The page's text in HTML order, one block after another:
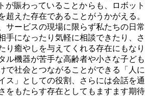
が賑わっていることからも、ロボット
超えた存在であることがうかがえる。
サービスの現場に限らず私たちの日常
手になったり気軽に相談できたり、さ
り癒やしを与えてくれる存在にもなり
ル機器が苦手な高齢者や小さな子ども
で社会とつながることができる「人に
ス」としての役割、さらには会話を通
をもたらす存在としてもますます期待